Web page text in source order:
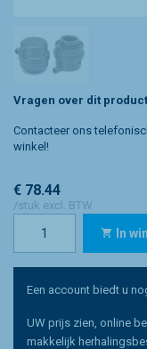
Vragen over dit
Contacteer ons
winkel!
€ 78.44
/stuk excl. BTW
In
Een account biedt u
UW prijs zien, online
makkelijk